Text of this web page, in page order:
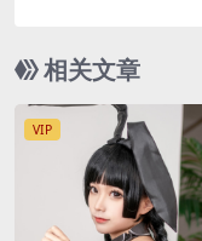
相关文章
VIP